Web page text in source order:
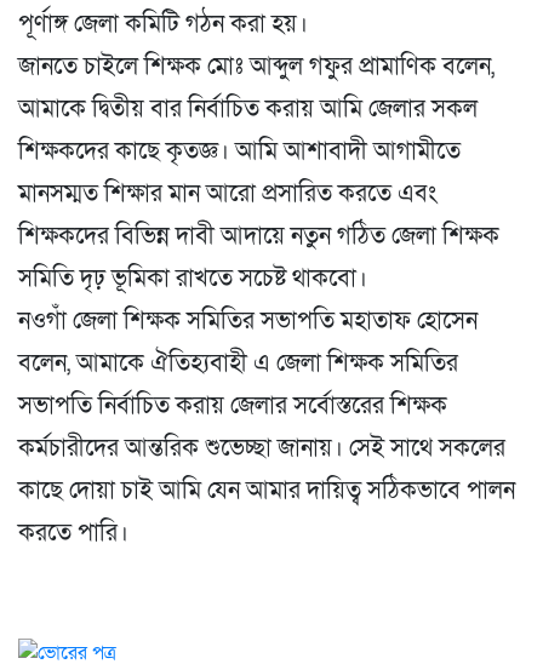
পূর্ণাঙ্গ জেলা কমিটি গঠন করা হয়।
জানতে চাইলে শিক্ষক মোঃ আব্দুল গফুর প্রামাণিক বলেন,
আমাকে দ্বিতীয় বার নির্বাচিত করায় আমি জেলার সকল
শিক্ষকদের কাছে কৃতজ্ঞ। আমি আশাবাদী আগামীতে
মানসম্মত শিক্ষার মান আরো প্রসারিত করতে এবং
শিক্ষকদের বিভিন্ন দাবী আদায়ে নতুন গঠিত জেলা শিক্ষক
সমিতি দৃঢ় ভূমিকা রাখতে সচেষ্ট থাকবো।
নওগাঁ জেলা শিক্ষক সমিতির সভাপতি মহাতাফ হোসেন
বলেন, আমাকে ঐতিহ্যবাহী এ জেলা শিক্ষক সমিতির
সভাপতি নির্বাচিত করায় জেলার সর্বোস্তরের শিক্ষক
কর্মচারীদের আন্তরিক শুভেচ্ছা জানায়। সেই সাথে সকলের
কাছে দোয়া চাই আমি যেন আমার দায়িত্ব সঠিকভাবে পালন
করতে পারি।